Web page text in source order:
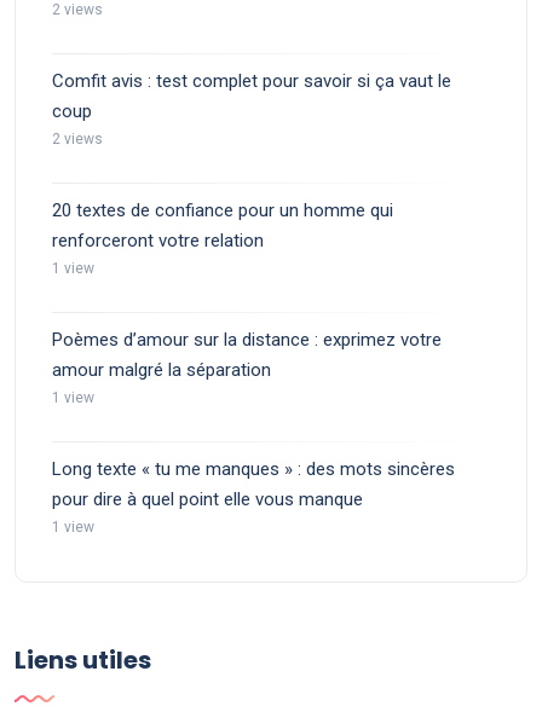
2 views
Comfit avis : test complet pour savoir si ça vaut le
coup
2 views
20 textes de confiance pour un homme qui
renforceront votre relation
1 view
Poèmes d’amour sur la distance : exprimez votre
amour malgré la séparation
1 view
Long texte « tu me manques » : des mots sincères
pour dire à quel point elle vous manque
1 view
Liens utiles